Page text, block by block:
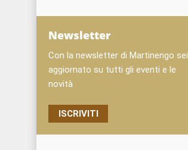
Newsletter
Con la newsletter di Martinengo sei
aggiornato su tutti gli eventi e le
novità
ISCRIVITI